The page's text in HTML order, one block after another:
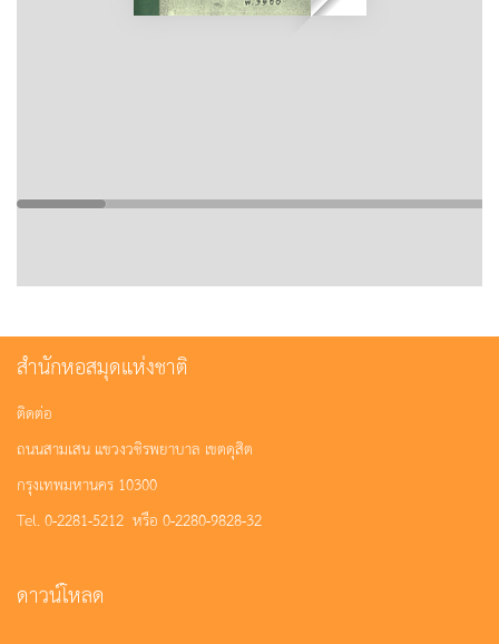
สำนักหอสมุดแห่งชาติ
ติดต่อ
ถนนสามเสน แขวงวชิรพยาบาล เขตดุสิต
กรุงเทพมหานคร 10300
Tel. 0-2281-5212 หรือ 0-2280-9828-32
ดาวน์โหลด